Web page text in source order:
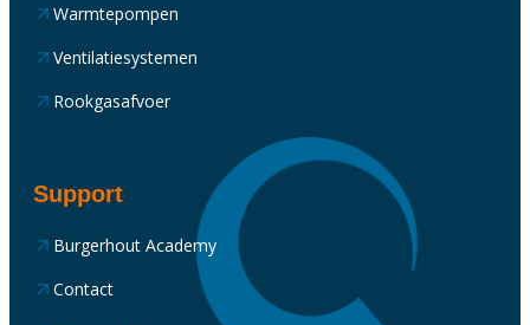
Warmtepompen
Ventilatiesystemen
Rookgasafvoer
Support
Burgerhout Academy
Contact